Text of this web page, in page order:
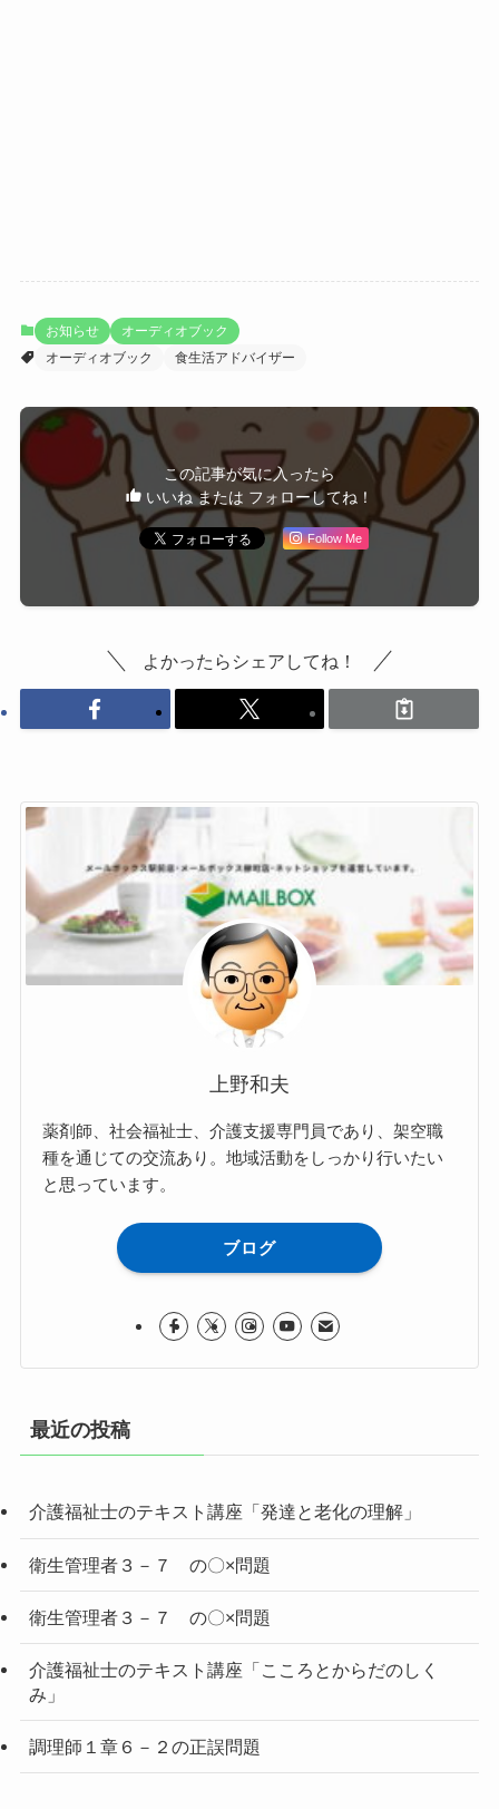
お知らせ
オーディオブック
オーディオブック
食生活アドバイザー
この記事が気に入ったら
いいね または フォローしてね！
Follow Me
よかったらシェアしてね！
上野和夫
薬剤師、社会福祉士、介護支援専門員であり、架空職
種を通じての交流あり。地域活動をしっかり行いたい
と思っています。
ブログ
最近の投稿
介護福祉士のテキスト講座「発達と老化の理解」
衛生管理者３－７ の〇×問題
衛生管理者３－７ の〇×問題
介護福祉士のテキスト講座「こころとからだのしく
み」
調理師１章６－２の正誤問題